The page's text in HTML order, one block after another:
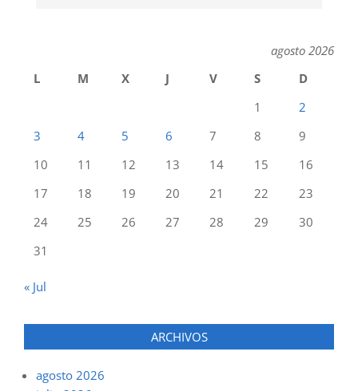
agosto 2026
L
M X J V S
D
1
2
3
4 5 6 7 8
9
10
11 12 13 14 15
16
17
18 19 20 21 22
23
24
25 26 27 28 29
30
31
« Jul
ARCHIVOS
agosto 2026